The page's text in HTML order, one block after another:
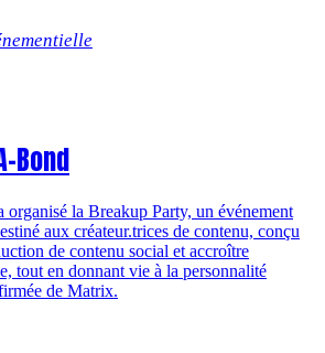
Bond
la Breakup Party, un événement
aux créateur.trices de contenu, conçu
de contenu social et accroître
tout en donnant vie à la personnalité
de Matrix.